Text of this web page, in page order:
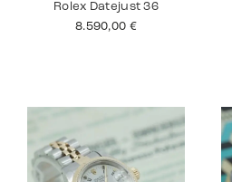
Rolex Datejust 36
8.590,00 €